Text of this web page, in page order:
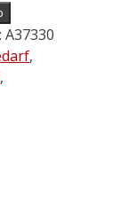
A37330
,
,